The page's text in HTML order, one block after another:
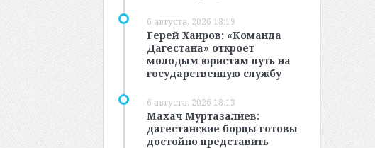
6 августа, 2026 18:19
Герей Хаиров: «Команда
Дагестана» откроет
молодым юристам путь на
государственную службу
6 августа, 2026 18:13
Махач Муртазалиев:
дагестанские борцы готовы
достойно представить